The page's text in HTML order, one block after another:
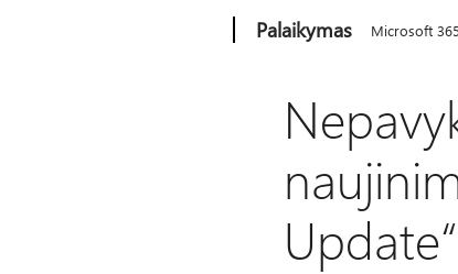
Palaikymas Microsoft 365
Update“